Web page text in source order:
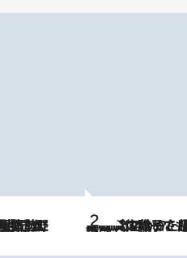
2026.8.5
【阿川佐和子さんの年とる力】なぜ70代で始めた趣味は“こんなに楽しい”のか？ ピアノ、俳句…スランプに陥っても続けられる“ある秘訣”とは